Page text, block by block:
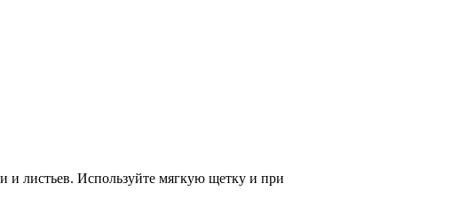
и листьев. Используйте мягкую щетку и при